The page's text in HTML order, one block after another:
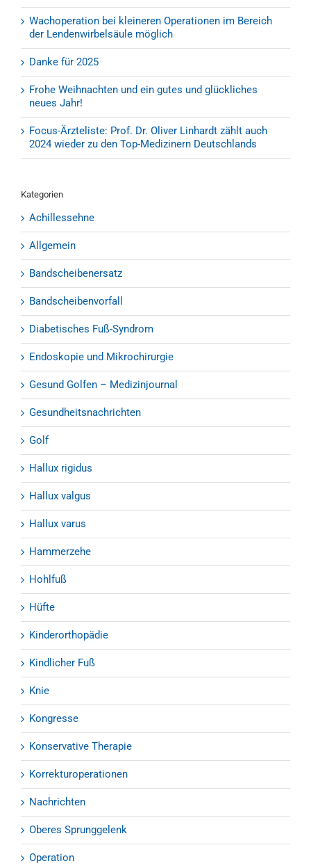
Wachoperation bei kleineren Operationen im Bereich
der Lendenwirbelsäule möglich
Danke für 2025
Frohe Weihnachten und ein gutes und glückliches
neues Jahr!
Focus-Ärzteliste: Prof. Dr. Oliver Linhardt zählt auch
2024 wieder zu den Top-Medizinern Deutschlands
Kategorien
Achillessehne
Allgemein
Bandscheibenersatz
Bandscheibenvorfall
Diabetisches Fuß-Syndrom
Endoskopie und Mikrochirurgie
Gesund Golfen – Medizinjournal
Gesundheitsnachrichten
Golf
Hallux rigidus
Hallux valgus
Hallux varus
Hammerzehe
Hohlfuß
Hüfte
Kinderorthopädie
Kindlicher Fuß
Knie
Kongresse
Konservative Therapie
Korrekturoperationen
Nachrichten
Oberes Sprunggelenk
Operation